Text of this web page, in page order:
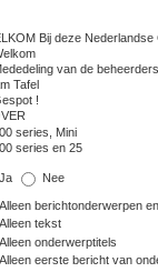
Ja Nee
Alleen berichtonderwerpen
Alleen tekst
Alleen onderwerptitels
Alleen eerste bericht van